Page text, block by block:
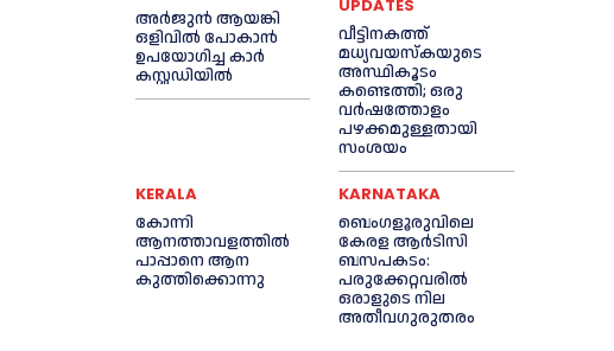
അര്‍ജുന്‍ ആയങ്കി
ഒളിവില്‍ പോകാന്‍
ഉപയോഗിച്ച കാര്‍
കസ്റ്റഡിയില്‍
UPDATES
വീട്ടിനകത്ത്
മധ്യവയസ്കയുടെ
അസ്ഥികൂടം
കണ്ടെത്തി; ഒരു
വര്‍ഷത്തോളം
പഴക്കമുള്ളതായി
സംശയം
KERALA
കോന്നി
ആനത്താവളത്തില്‍
പാപ്പാനെ ആന
കുത്തിക്കൊന്നു
KARNATAKA
ബെംഗളൂരുവിലെ
കേരള ആര്‍ടിസി
ബസപകടം:
പരുക്കേറ്റവരില്‍
ഒരാളുടെ നില
അതീവഗുരുതരം